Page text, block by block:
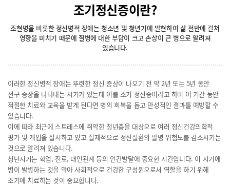
조기정신증이란?
조현병을 비롯한 정신병적 장애는 청소년 및 청년기에 발현하여 삶 전반에 걸쳐
영향을 미치기 때문에 질병에 대한 부담이 크고 손상이 큰 병으로 알려져
있습니다.
이러한 정신병적 장애는 뚜렷한 정신 증상이 나오기 전 약 2년 또는 5년 동안
전구 증상을 나타내는 시기가 있는데 이를 조기 정신증이라고 하며 이 기간 동안
적절한 치료와 교육을 받게 된다면 병의 회복을 돕고 만성적인 결과를 예방할 수
있습니다.
이에 따라 최근에 스트레스에 취약한 청년층을 대상으로 여러 정신건강의학적
평가 및 개입을 실시하고 있고 실제적으로 정신질환의 발병 위험도를 감소시키는
것으로 알려져 있습니다.
청년시기는 학업, 진로, 대인관계 등의 인간발달에 중요한 시간입니다. 이 시기에
병이 발병하는 것을 막아 사회적으로 건강한 구성원으로서 역할을 하기 위해
조기에 치료하는 것이 중요합니다.